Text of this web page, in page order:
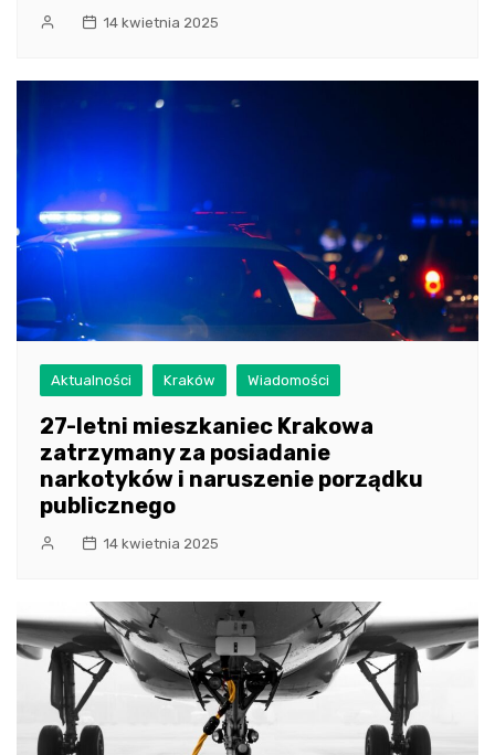
14 kwietnia 2025
Aktualności Kraków Wiadomości
27-letni mieszkaniec Krakowa
zatrzymany za posiadanie
narkotyków i naruszenie porządku
publicznego
14 kwietnia 2025